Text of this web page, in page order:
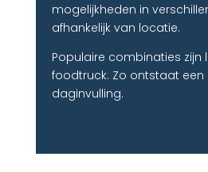
mogelijkheden in
afhankelijk van locatie.
Populaire combinaties zijn
foodtruck. Zo ontstaat een
daginvulling.